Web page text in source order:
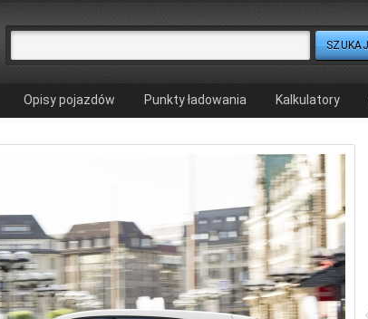
Opisy pojazdów Punkty ładowania Kalkulatory